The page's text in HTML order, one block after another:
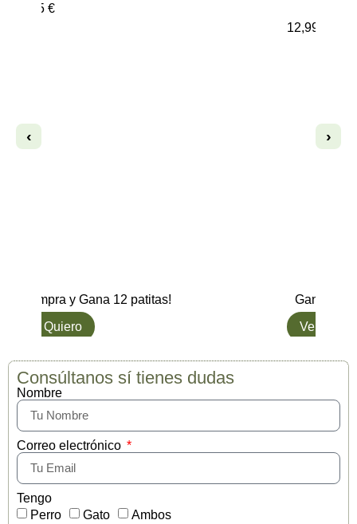
‹
12,95 €
Compra y Gana 12 patitas!
L๑ Quiero
12,99
Gana
Ver
›
Consúltanos sí tienes dudas
Nombre
Correo electrónico
Tengo
Perro
Gato
Ambos